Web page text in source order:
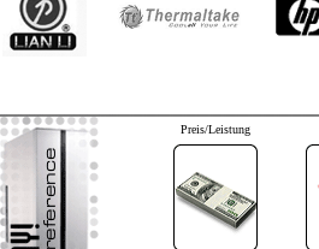
Preis/Leistung